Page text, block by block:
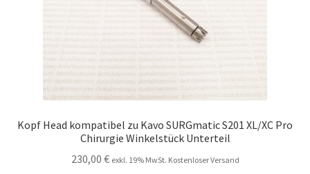
Kopf Head kompatibel zu Kavo SURGmatic S201 XL/XC Pro
Chirurgie Winkelstück Unterteil
230,00 € exkl. 19% MwSt. Kostenloser Versand